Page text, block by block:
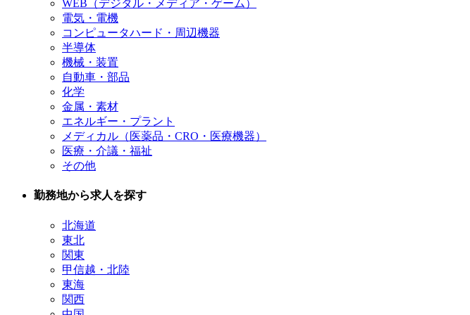
WEB（デジタル・メディア・ゲーム）
電気・電機
コンピュータハード・周辺機器
半導体
機械・装置
自動車・部品
化学
金属・素材
エネルギー・プラント
メディカル（医薬品・CRO・医療機器）
医療・介議・福祉
その他
勤務地から求人を探す
北海道
東北
関東
甲信越・北陸
東海
関西